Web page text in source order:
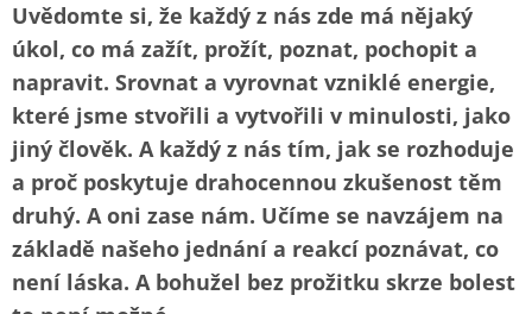
Uvědomte si, že každý z nás zde má nějaký
úkol, co má zažít, prožít, poznat, pochopit a
napravit. Srovnat a vyrovnat vzniklé energie,
které jsme stvořili a vytvořili v minulosti, jako
jiný člověk. A každý z nás tím, jak se rozhoduje
a proč poskytuje drahocennou zkušenost těm
druhý. A oni zase nám. Učíme se navzájem na
základě našeho jednání a reakcí poznávat, co
není láska. A bohužel bez prožitku skrze bolest